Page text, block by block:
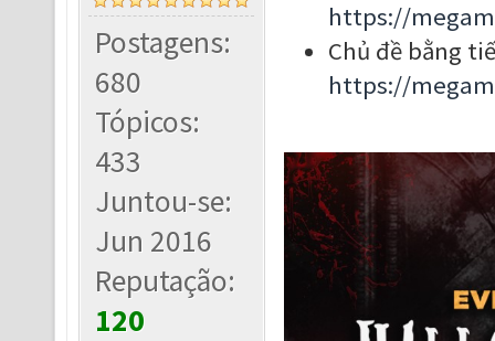
Postagens:
680
Tópicos:
433
Juntou-se:
Jun 2016
Reputação:
120
https://
Chủ đề bằng
https://